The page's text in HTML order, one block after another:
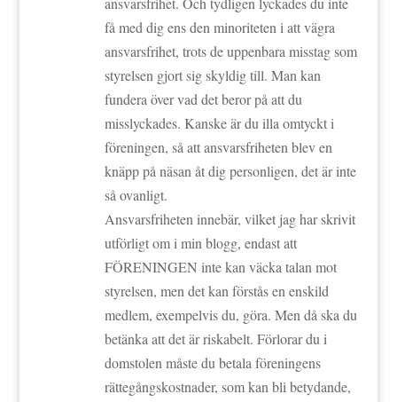
få med dig ens den minoriteten i att vägra
ansvarsfrihet, trots de uppenbara misstag som
styrelsen gjort sig skyldig till. Man kan
fundera över vad det beror på att du
misslyckades. Kanske är du illa omtyckt i
föreningen, så att ansvarsfriheten blev en
knäpp på näsan åt dig personligen, det är inte
så ovanligt.
Ansvarsfriheten innebär, vilket jag har skrivit
utförligt om i min blogg, endast att
FÖRENINGEN inte kan väcka talan mot
styrelsen, men det kan förstås en enskild
medlem, exempelvis du, göra. Men då ska du
betänka att det är riskabelt. Förlorar du i
domstolen måste du betala föreningens
rättegångskostnader, som kan bli betydande,